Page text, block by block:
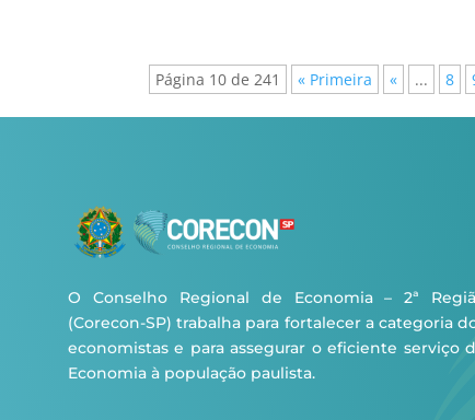
Página 10 de 241 « Primeira « ... 8
O Conselho Regional de Economia – 2ª
(Corecon-SP) trabalha para fortalecer a categoria
economistas e para assegurar o eficiente serviço
Economia à população paulista.